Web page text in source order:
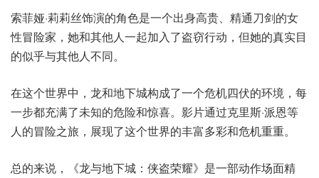
索菲娅·莉莉丝饰演的角色是一个出身高贵、精通刀剑的女
性冒险家，她和其他人一起加入了盗窃行动，但她的真实目
的似乎与其他人不同。
在这个世界中，龙和地下城构成了一个危机四伏的环境，每
一步都充满了未知的危险和惊喜。影片通过克里斯·派恩等
人的冒险之旅，展现了这个世界的丰富多彩和危机重重。
总的来说，《龙与地下城：侠盗荣耀》是一部动作场面精